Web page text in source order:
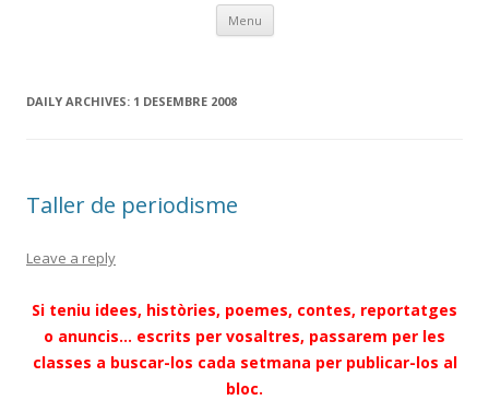
Menu Skip
content
DAILY ARCHIVES: 1 DESEMBRE 2008
Taller de periodisme
Leave a reply
Si teniu idees, històries, poemes, contes, reportatges
o anuncis… escrits per vosaltres, passarem per les
classes a buscar-los cada setmana per publicar-los al
bloc.